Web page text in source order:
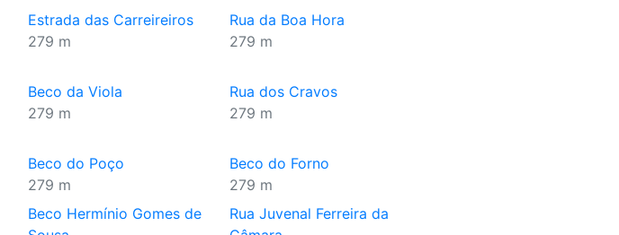
Estrada das Carreireiros
279 m
Rua da Boa Hora
279 m
Beco da Viola
279 m
Rua dos Cravos
279 m
Beco do Poço
279 m
Beco do Forno
279 m
Beco Hermínio Gomes de
Rua Juvenal Ferreira da